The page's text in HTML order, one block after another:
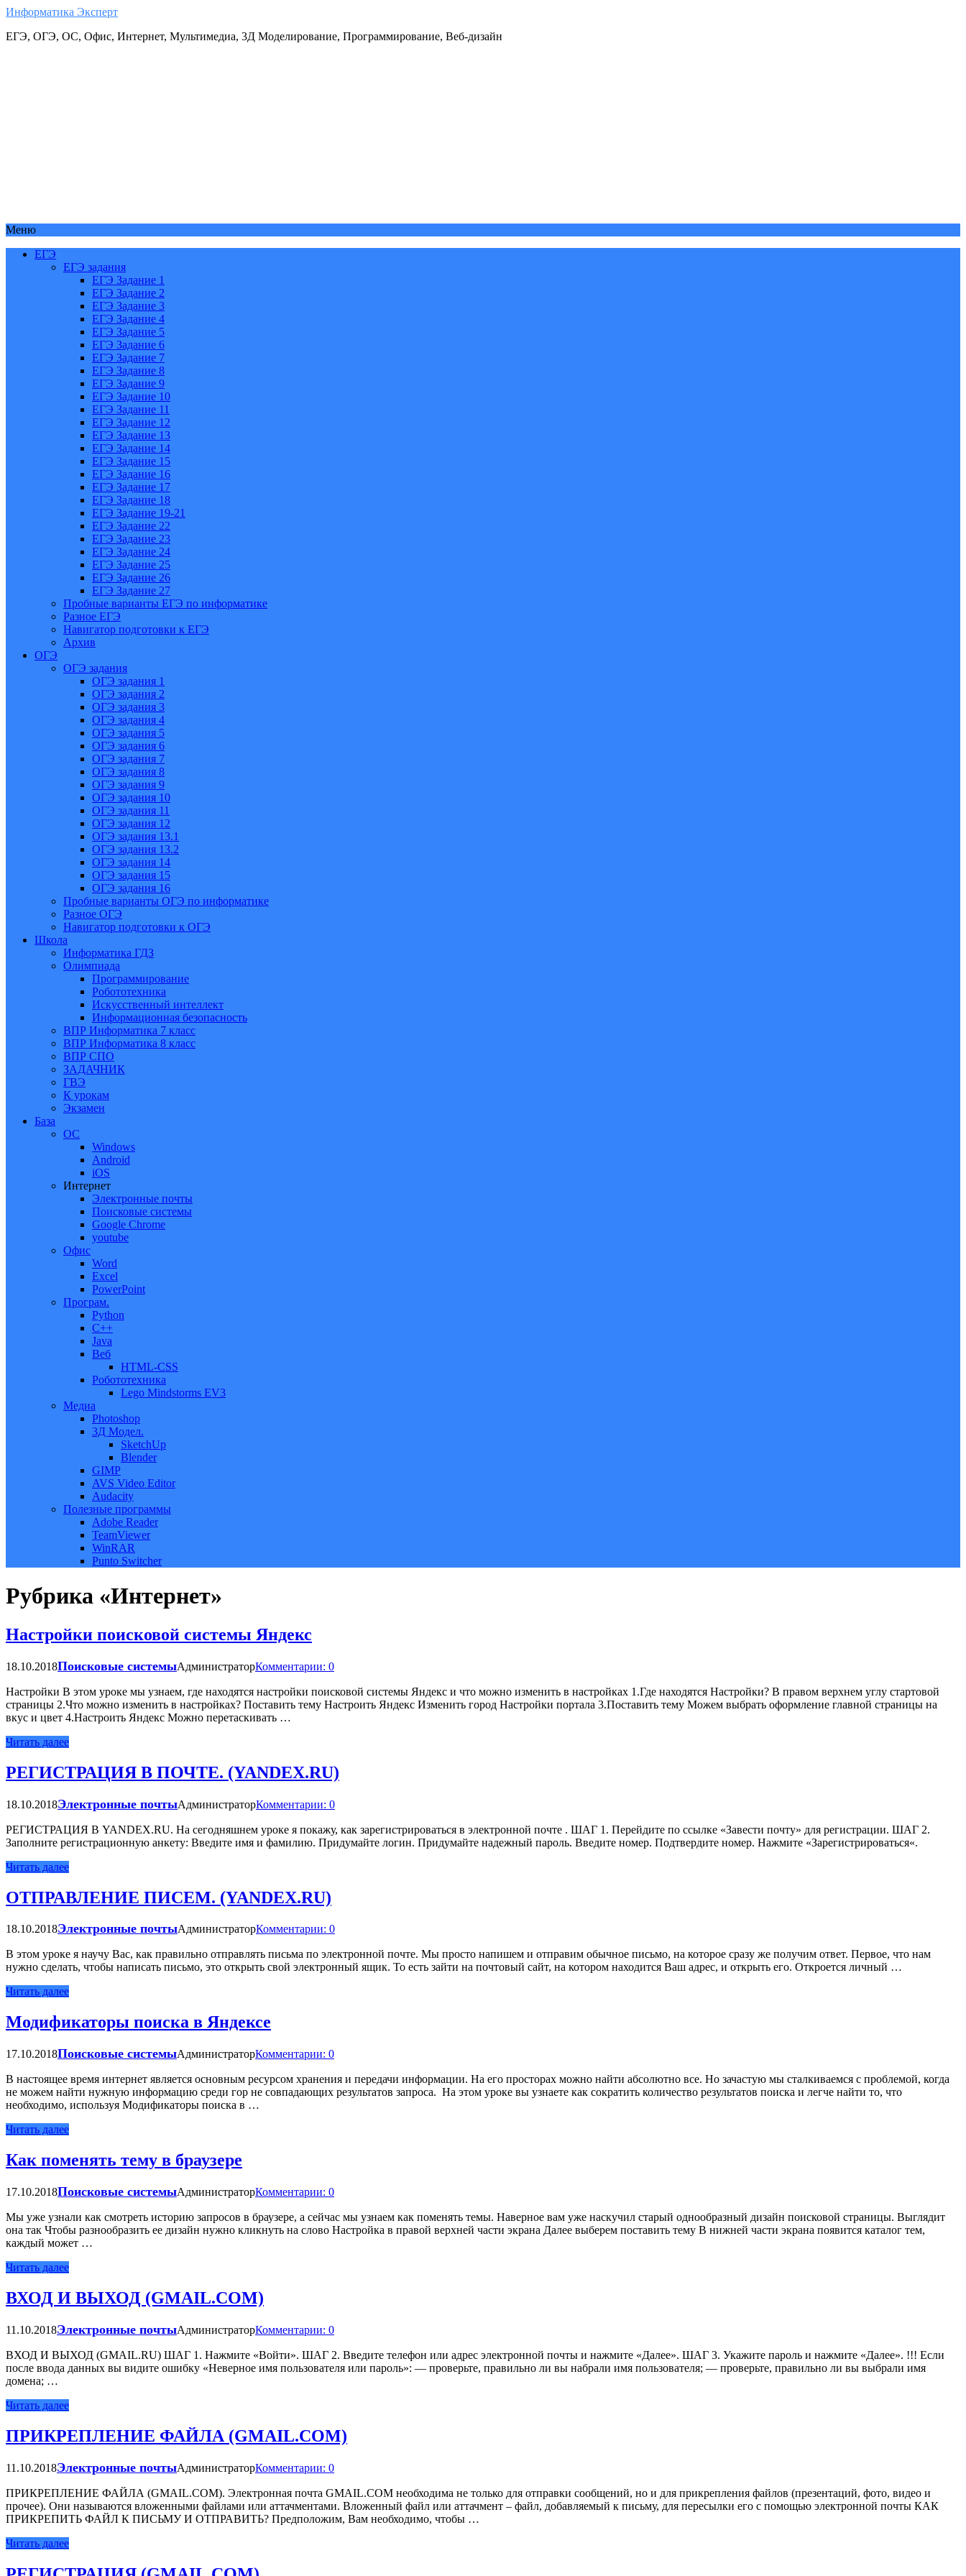
Информатика Эксперт
ЕГЭ, ОГЭ, ОС, Офис, Интернет, Мультимедиа, 3Д Моделирование, Программирование, Веб-дизайн
Меню
ЕГЭ
ЕГЭ задания
ЕГЭ Задание 1
ЕГЭ Задание 2
ЕГЭ Задание 3
ЕГЭ Задание 4
ЕГЭ Задание 5
ЕГЭ Задание 6
ЕГЭ Задание 7
ЕГЭ Задание 8
ЕГЭ Задание 9
ЕГЭ Задание 10
ЕГЭ Задание 11
ЕГЭ Задание 12
ЕГЭ Задание 13
ЕГЭ Задание 14
ЕГЭ Задание 15
ЕГЭ Задание 16
ЕГЭ Задание 17
ЕГЭ Задание 18
ЕГЭ Задание 19-21
ЕГЭ Задание 22
ЕГЭ Задание 23
ЕГЭ Задание 24
ЕГЭ Задание 25
ЕГЭ Задание 26
ЕГЭ Задание 27
Пробные варианты ЕГЭ по информатике
Разное ЕГЭ
Навигатор подготовки к ЕГЭ
Архив
ОГЭ
ОГЭ задания
ОГЭ задания 1
ОГЭ задания 2
ОГЭ задания 3
ОГЭ задания 4
ОГЭ задания 5
ОГЭ задания 6
ОГЭ задания 7
ОГЭ задания 8
ОГЭ задания 9
ОГЭ задания 10
ОГЭ задания 11
ОГЭ задания 12
ОГЭ задания 13.1
ОГЭ задания 13.2
ОГЭ задания 14
ОГЭ задания 15
ОГЭ задания 16
Пробные варианты ОГЭ по информатике
Разное ОГЭ
Навигатор подготовки к ОГЭ
Школа
Информатика ГДЗ
Олимпиада
Программирование
Робототехника
Искусственный интеллект
Информационная безопасность
ВПР Информатика 7 класс
ВПР Информатика 8 класс
ВПР СПО
ЗАДАЧНИК
ГВЭ
К урокам
Экзамен
База
ОС
Windows
Android
iOS
Интернет
Электронные почты
Поисковые системы
Google Chrome
youtube
Офис
Word
Excel
PowerPoint
Програм.
Python
C++
Java
Веб
HTML-CSS
Робототехника
Lego Mindstorms EV3
Медиа
Photoshop
3Д Модел.
SketchUp
Blender
GIMP
AVS Video Editor
Audacity
Полезные программы
Adobe Reader
TeamViewer
WinRAR
Punto Switcher
Рубрика «Интернет»
Настройки поисковой системы Яндекс
18.10.2018Поисковые системыАдминистраторКомментарии: 0
Настройки В этом уроке мы узнаем, где находятся настройки поисковой системы Яндекс и что можно изменить в настройках 1.Где находятся Настройки? В правом верхнем углу стартовой
страницы 2.Что можно изменить в настройках? Поставить тему Настроить Яндекс Изменить город Настройки портала 3.Поставить тему Можем выбрать оформление главной страницы на
вкус и цвет 4.Настроить Яндекс Можно перетаскивать …
Читать далее
РЕГИСТРАЦИЯ В ПОЧТЕ. (YANDEX.RU)
18.10.2018Электронные почтыАдминистраторКомментарии: 0
РЕГИСТРАЦИЯ В YANDEX.RU. На сегодняшнем уроке я покажу, как зарегистрироваться в электронной почте . ШАГ 1. Перейдите по ссылке «Завести почту» для регистрации. ШАГ 2.
Заполните регистрационную анкету: Введите имя и фамилию. Придумайте логин. Придумайте надежный пароль. Введите номер. Подтвердите номер. Нажмите «Зарегистрироваться«.
Читать далее
ОТПРАВЛЕНИЕ ПИСЕМ. (YANDEX.RU)
18.10.2018Электронные почтыАдминистраторКомментарии: 0
В этом уроке я научу Вас, как правильно отправлять письма по электронной почте. Мы просто напишем и отправим обычное письмо, на которое сразу же получим ответ. Первое, что нам
нужно сделать, чтобы написать письмо, это открыть свой электронный ящик. То есть зайти на почтовый сайт, на котором находится Ваш адрес, и открыть его. Откроется личный …
Читать далее
Модификаторы поиска в Яндексе
17.10.2018Поисковые системыАдминистраторКомментарии: 0
В настоящее время интернет является основным ресурсом хранения и передачи информации. На его просторах можно найти абсолютно все. Но зачастую мы сталкиваемся с проблемой, когда
не можем найти нужную информацию среди гор не совпадающих результатов запроса. На этом уроке вы узнаете как сократить количество результатов поиска и легче найти то, что
необходимо, используя Модификаторы поиска в …
Читать далее
Как поменять тему в браузере
17.10.2018Поисковые системыАдминистраторКомментарии: 0
Mы уже узнали как смотреть историю запросов в браузере, а сейчас мы узнаем как поменять темы. Наверное вам уже наскучил старый однообразный дизайн поисковой страницы. Выглядит
она так Чтобы разнообразить ее дизайн нужно кликнуть на слово Настройка в правой верхней части экрана Далее выберем поставить тему В нижней части экрана появится каталог тем,
каждый может …
Читать далее
ВХОД И ВЫХОД (GMAIL.COM)
11.10.2018Электронные почтыАдминистраторКомментарии: 0
ВХОД И ВЫХОД (GMAIL.RU) ШАГ 1. Нажмите «Войти». ШАГ 2. Введите телефон или адрес электронной почты и нажмите «Далее». ШАГ 3. Укажите пароль и нажмите «Далее». !!! Если
после ввода данных вы видите ошибку «Неверное имя пользователя или пароль»: — проверьте, правильно ли вы набрали имя пользователя; — проверьте, правильно ли вы выбрали имя
домена; …
Читать далее
ПРИКРЕПЛЕНИЕ ФАЙЛА (GMAIL.СOM)
11.10.2018Электронные почтыАдминистраторКомментарии: 0
ПРИКРЕПЛЕНИЕ ФАЙЛА (GMAIL.СOM). Электронная почта GMAIL.COM необходима не только для отправки сообщений, но и для прикрепления файлов (презентаций, фото, видео и
прочее). Они называются вложенными файлами или аттачментами. Вложенный файл или аттачмент – файл, добавляемый к письму, для пересылки его с помощью электронной почты КАК
ПРИКРЕПИТЬ ФАЙЛ К ПИСЬМУ И ОТПРАВИТЬ? Предположим, Вам необходимо, чтобы …
Читать далее